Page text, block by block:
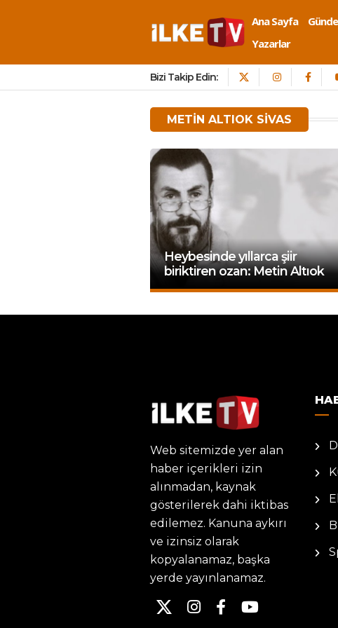
Ana Sayfa
Yazarlar
Bizi Takip Edin:
METIN ALTIOK SIVAS
Heybesinde yıllarca şiir
biriktiren ozan: Metin Altıok
Web sitemizde yer alan
haber içerikleri izin
alınmadan, kaynak
gösterilerek dahi iktibas
edilemez. Kanuna aykırı
ve izinsiz olarak
kopyalanamaz, başka
yerde yayınlanamaz.